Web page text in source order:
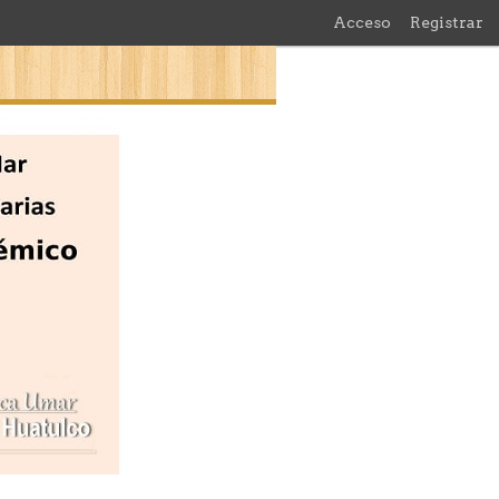
Acceso Registrar